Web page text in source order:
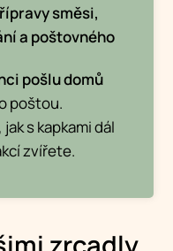
směsi,
a poštovného
pošlu domů
poštou.
s kapkami dál
zvířete.